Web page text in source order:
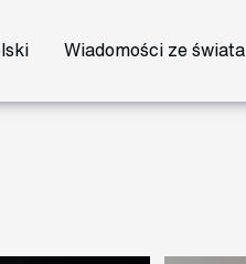
Wiadomości ze świata